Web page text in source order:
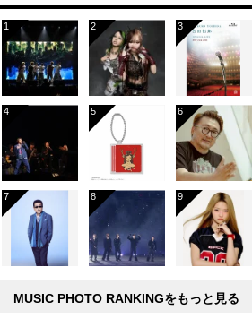
MUSIC PHOTO RANKINGをもっと見る